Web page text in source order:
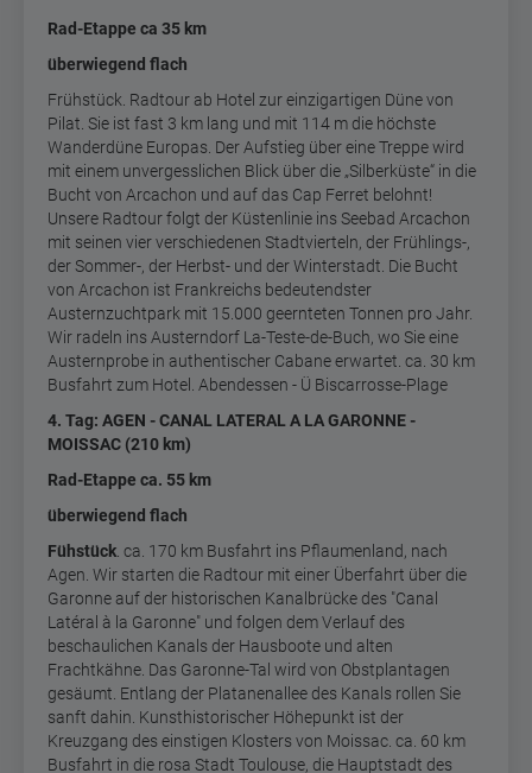
Rad-Etappe ca 35 km
überwiegend flach
Frühstück. Radtour ab Hotel zur einzigartigen Düne von
Pilat. Sie ist fast 3 km lang und mit 114 m die höchste
Wanderdüne Europas. Der Aufstieg über eine Treppe wird
mit einem unvergesslichen Blick über die „Silberküste“ in die
Bucht von Arcachon und auf das Cap Ferret belohnt!
Unsere Radtour folgt der Küstenlinie ins Seebad Arcachon
mit seinen vier verschiedenen Stadtvierteln, der Frühlings-,
der Sommer-, der Herbst- und der Winterstadt. Die Bucht
von Arcachon ist Frankreichs bedeutendster
Austernzuchtpark mit 15.000 geernteten Tonnen pro Jahr.
Wir radeln ins Austerndorf La-Teste-de-Buch, wo Sie eine
Austernprobe in authentischer Cabane erwartet. ca. 30 km
Busfahrt zum Hotel. Abendessen - Ü Biscarrosse-Plage
4. Tag: AGEN - CANAL LATERAL A LA GARONNE -
MOISSAC (210 km)
Rad-Etappe ca. 55 km
überwiegend flach
Fühstück . ca. 170 km Busfahrt ins Pflaumenland, nach
Agen. Wir starten die Radtour mit einer Überfahrt über die
Garonne auf der historischen Kanalbrücke des "Canal
Latéral à la Garonne" und folgen dem Verlauf des
beschaulichen Kanals der Hausboote und alten
Frachtkähne. Das Garonne-Tal wird von Obstplantagen
gesäumt. Entlang der Platanenallee des Kanals rollen Sie
sanft dahin. Kunsthistorischer Höhepunkt ist der
Kreuzgang des einstigen Klosters von Moissac. ca. 60 km
Busfahrt in die rosa Stadt Toulouse, die Hauptstadt des